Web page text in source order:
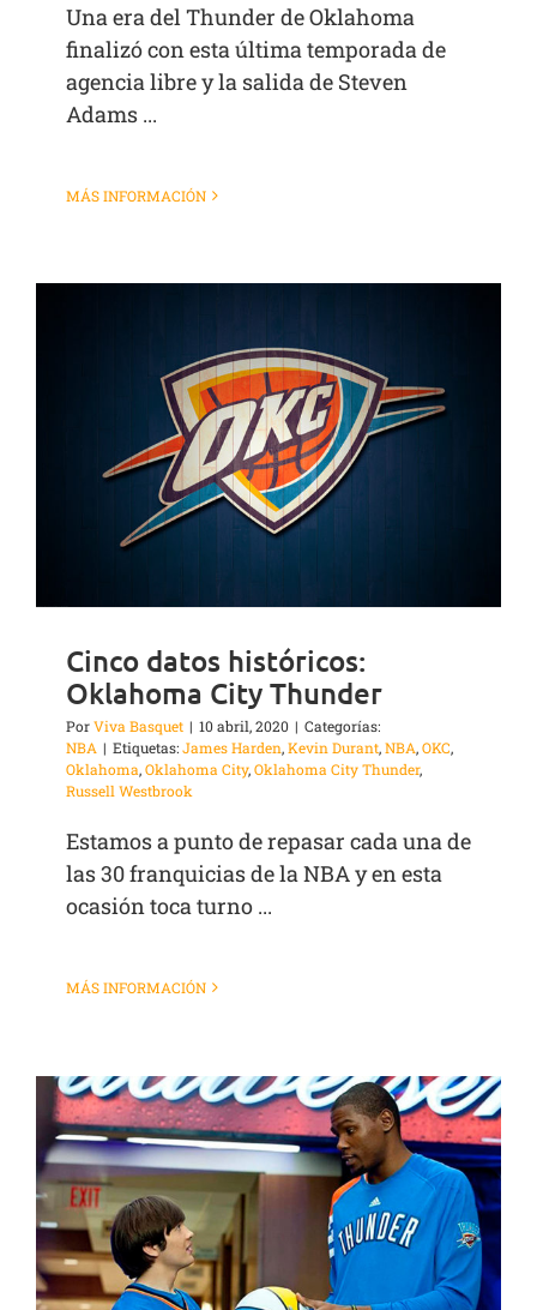
Una era del Thunder de Oklahoma
finalizó con esta última temporada de
agencia libre y la salida de Steven
Adams ...
MÁS INFORMACIÓN
Cinco datos históricos:
Oklahoma City Thunder
PorViva Basquet | 10 abril, 2020 | Categorías:
NBA | Etiquetas:James Harden,Kevin Durant,NBA,OKC,
Oklahoma,Oklahoma City,Oklahoma City Thunder,
Russell Westbrook
Estamos a punto de repasar cada una de
las 30 franquicias de la NBA y en esta
ocasión toca turno ...
MÁS INFORMACIÓN